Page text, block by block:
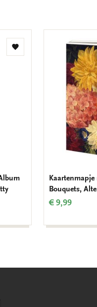
Toevoegen
Kaartenmapje
Bouquets,
€ 9,99